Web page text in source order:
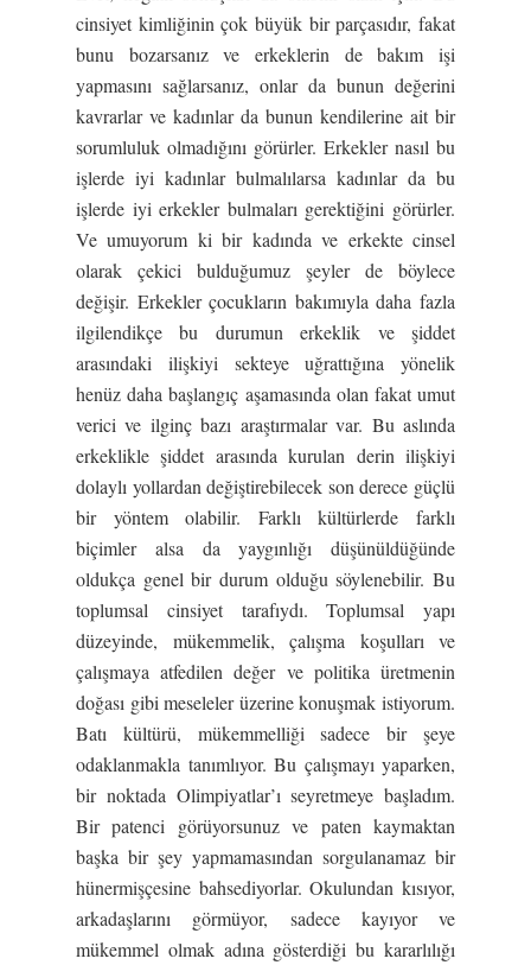
cinsiyet kimliğinin çok büyük bir parçasıdır, fakat
bunu bozarsanız ve erkeklerin de bakım işi
yapmasını sağlarsanız, onlar da bunun değerini
kavrarlar ve kadınlar da bunun kendilerine ait bir
sorumluluk olmadığını görürler. Erkekler nasıl bu
işlerde iyi kadınlar bulmalılarsa kadınlar da bu
işlerde iyi erkekler bulmaları gerektiğini görürler.
Ve umuyorum ki bir kadında ve erkekte cinsel
olarak çekici bulduğumuz şeyler de böylece
değişir. Erkekler çocukların bakımıyla daha fazla
ilgilendikçe bu durumun erkeklik ve şiddet
arasındaki ilişkiyi sekteye uğrattığına yönelik
henüz daha başlangıç aşamasında olan fakat umut
verici ve ilginç bazı araştırmalar var. Bu aslında
erkeklikle şiddet arasında kurulan derin ilişkiyi
dolaylı yollardan değiştirebilecek son derece güçlü
bir yöntem olabilir. Farklı kültürlerde farklı
biçimler alsa da yaygınlığı düşünüldüğünde
oldukça genel bir durum olduğu söylenebilir. Bu
toplumsal cinsiyet tarafıydı. Toplumsal yapı
düzeyinde, mükemmelik, çalışma koşulları ve
çalışmaya atfedilen değer ve politika üretmenin
doğası gibi meseleler üzerine konuşmak istiyorum.
Batı kültürü, mükemmelliği sadece bir şeye
odaklanmakla tanımlıyor. Bu çalışmayı yaparken,
bir noktada Olimpiyatlar’ı seyretmeye başladım.
Bir patenci görüyorsunuz ve paten kaymaktan
başka bir şey yapmamasından sorgulanamaz bir
hünermişçesine bahsediyorlar. Okulundan kısıyor,
arkadaşlarını görmüyor, sadece kayıyor ve
mükemmel olmak adına gösterdiği bu kararlılığı